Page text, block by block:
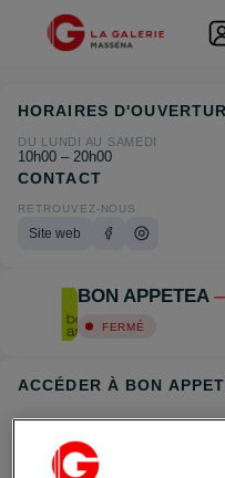
BON APPETEA
FERMÉ
ACCÉDER À BON
HORAIRES
DU LUNDI AU SAMEDI
10h00 – 20h00
CONTACT
RETROUVEZ-NOUS
Site web